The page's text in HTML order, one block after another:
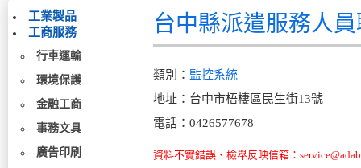
工業製品
工商服務
行車運輸
環境保護
金融工商
事務文具
廣告印刷
台中縣派遣服務人
類別： 監控系統
地址：台中市梧棲區民生街13號
電話：0426577678
資料不實錯誤、檢舉反映信箱：